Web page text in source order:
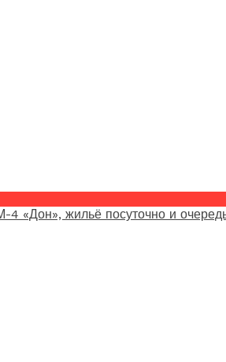
«Дон», жильё посуточно и